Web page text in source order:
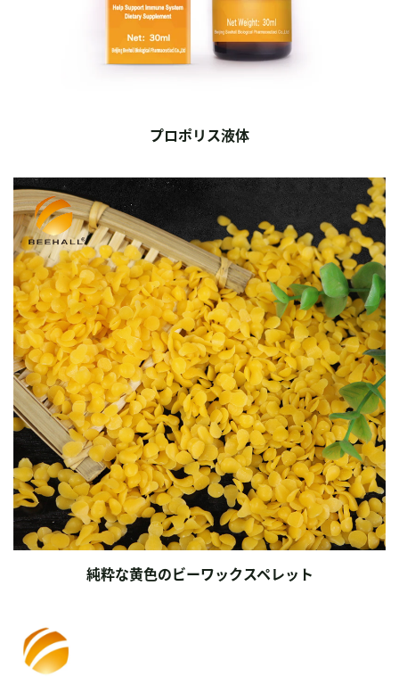
プロポリス液体
純粋な黄色のビーワックスペレット